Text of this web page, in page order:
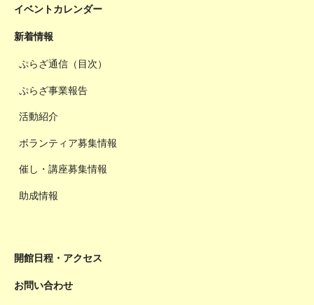
イベントカレンダー
新着情報
ぷらざ通信（目次）
ぷらざ事業報告
活動紹介
ボランティア募集情報
催し・講座募集情報
助成情報
開館日程・アクセス
お問い合わせ